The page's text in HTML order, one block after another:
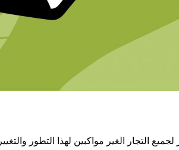
التجار الغير مواكبين لهذا التطور